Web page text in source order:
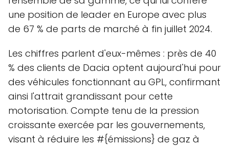
une position de leader en Europe avec plus
de 67 % de parts de marché à fin juillet 2024.
Les chiffres parlent d'eux-mêmes : près de 40
% des clients de Dacia optent aujourd'hui pour
des véhicules fonctionnant au GPL, confirmant
ainsi l'attrait grandissant pour cette
motorisation. Compte tenu de la pression
croissante exercée par les gouvernements,
visant à réduire les #{émissions} de gaz à